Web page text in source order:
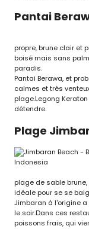
Pantai
propre, brune clair et
boisé mais sans
paradis.
Pantai Berawa, et
calmes et très
plage.Legong
détendre.
Plage
plage de sable
idéale pour se se
Jimbaran à l'origine
le soir.Dans ces
poissons frais, qui